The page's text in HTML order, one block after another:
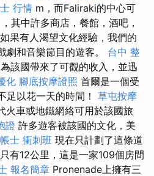
行情 m，而Faliraki的中心可
其中許多商店，餐館，酒吧，
果有人渴望文化經驗，我們的
劇和音樂節目的遊客。 台中 整
該國帶來了可觀的收入，並迅
化 腳底按摩證照 首爾是一個受
足以花一天的時間！ 草屯按摩
火車或地鐵網絡可用於該國旅
證 許多遊客被該國的文化，美
士 衝刺班 現在只計劃了這條道
有12公里，這是一家109個房間
報名簡章 Pronenade上擁有三